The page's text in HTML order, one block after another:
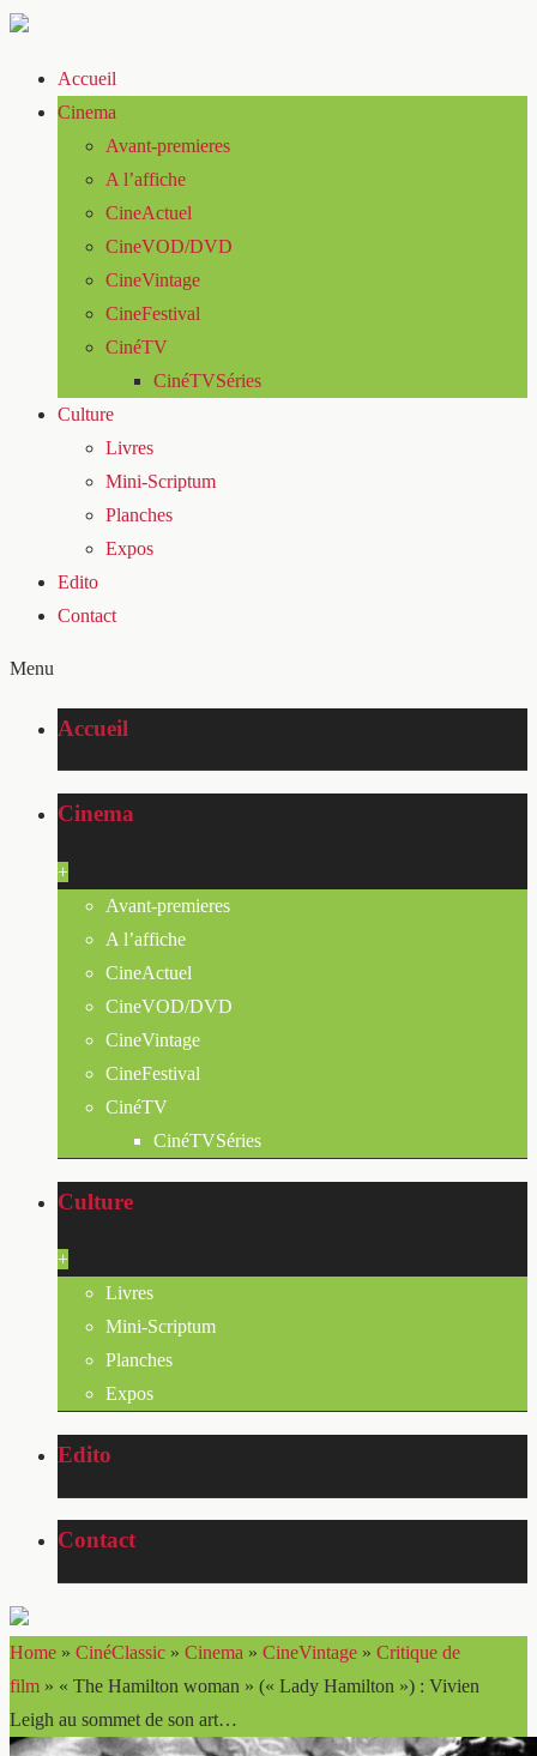
Accueil
Cinema
Avant-premieres
A l’affiche
CineActuel
CineVOD/DVD
CineVintage
CineFestival
CinéTV
CinéTVSéries
Culture
Livres
Mini-Scriptum
Planches
Expos
Edito
Contact
Menu
Accueil
Cinema
+
Avant-premieres
A l’affiche
CineActuel
CineVOD/DVD
CineVintage
CineFestival
CinéTV
CinéTVSéries
Culture
+
Livres
Mini-Scriptum
Planches
Expos
Edito
Contact
Home » CinéClassic » Cinema » CineVintage » Critique de
film » « The Hamilton woman » (« Lady Hamilton ») : Vivien
Leigh au sommet de son art…